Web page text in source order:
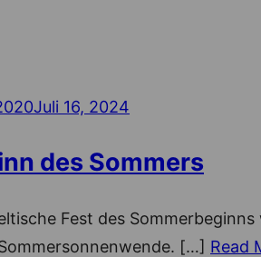
Juli 16, 2024
des Sommers
Fest des
[…] Read